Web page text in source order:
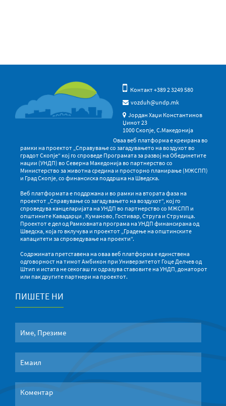
Контакт +389 2 3249 580
vozduh@undp.mk
Јордан Хаџи Константинов
Џинот 23
1000 Скопје, С.Македонија
Оваа веб платформа е креирана во
рамки на проектот „Справување со загадувањето на воздухот во
градот Скопје“ кој го спроведе Програмата за развој на Обединетите
нации (УНДП) во Северна Македонија во партнерство со
Министерство за животна средина и просторно планирање (МЖСПП)
и Град Скопје, со финансиска поддршка на Шведска.
Веб платформата е поддржана и во рамки на втората фаза на
проектот „Справување со загадувањето на воздухот“, кој го
спроведува канцеларијата на УНДП во партнерство со МЖСПП и
општините Кавадарци , Куманово, Гостивар, Струга и Струмица.
Проектот е дел од Рамковната програма на УНДП финансирана од
Шведска, која го вклучува и проектот „Градење на општинските
капацитети за спроведување на проекти“.
Содржината претставена на оваа веб платформа е единствена
одговорност на тимот Амбикон при Универзитетот Гоце Делчев од
Штип и истата не секогаш ги одразува ставовите на УНДП, донаторот
или пак другите партнери на проектот.
ПИШЕТЕ НИ